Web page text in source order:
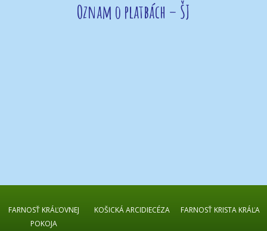
Oznam o platbách – ŠJ
FARNOSŤ KRÁĽOVNEJ
POKOJA
KOŠICKÁ ARCIDIECÉZA FARNOSŤ KRISTA KRÁĽA